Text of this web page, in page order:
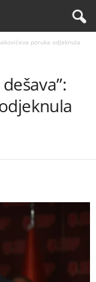
poruka odjeknula